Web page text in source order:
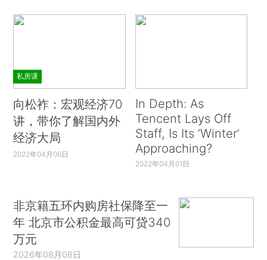
私房课
向松祚：宏观经济70
讲，带你了解国内外
经济大局
2022年04月06日
In Depth: As
Tencent Lays Off
Staff, Is Its ‘Winter’
Approaching?
2022年04月01日
非京籍五环内购房社保降至一
年 北京市公积金最高可贷340
万元
2026年08月08日